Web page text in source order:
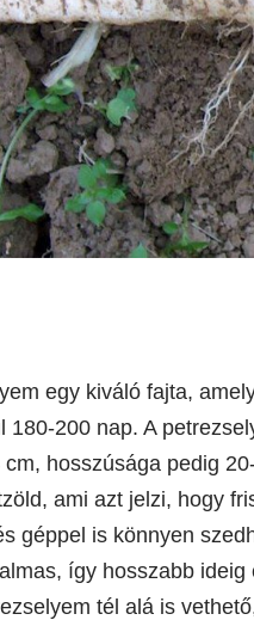
egy kiváló fajta,
180-200 nap. A
hosszúsága pedig
ami azt jelzi, hogy
géppel is könnyen
így hosszabb
tél alá is